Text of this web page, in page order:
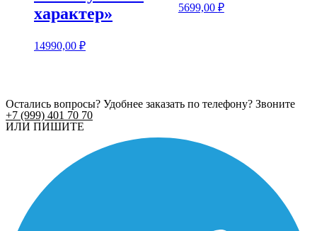
характер»
14990,00 ₽
5699,00 ₽
Остались вопросы? Удобнее заказать по телефону? Звоните
+7 (999) 401 70 70
ИЛИ ПИШИТЕ